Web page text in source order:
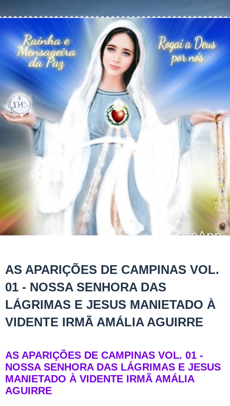
AS APARIÇÕES DE CAMPINAS VOL.
01 - NOSSA SENHORA DAS
LÁGRIMAS E JESUS MANIETADO À
VIDENTE IRMÃ AMÁLIA AGUIRRE
AS APARIÇÕES DE CAMPINAS VOL. 01 -
NOSSA SENHORA DAS LÁGRIMAS E JESUS
MANIETADO À VIDENTE IRMÃ AMÁLIA
AGUIRRE